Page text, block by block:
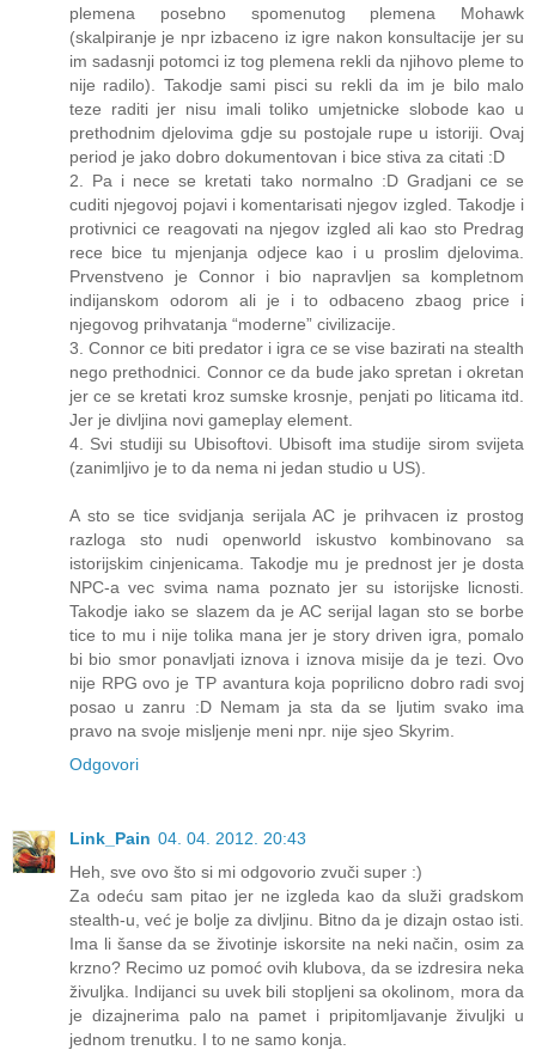
plemena posebno spomenutog plemena Mohawk
(skalpiranje je npr izbaceno iz igre nakon konsultacije jer su
im sadasnji potomci iz tog plemena rekli da njihovo pleme to
nije radilo). Takodje sami pisci su rekli da im je bilo malo
teze raditi jer nisu imali toliko umjetnicke slobode kao u
prethodnim djelovima gdje su postojale rupe u istoriji. Ovaj
period je jako dobro dokumentovan i bice stiva za citati :D
2. Pa i nece se kretati tako normalno :D Gradjani ce se
cuditi njegovoj pojavi i komentarisati njegov izgled. Takodje i
protivnici ce reagovati na njegov izgled ali kao sto Predrag
rece bice tu mjenjanja odjece kao i u proslim djelovima.
Prvenstveno je Connor i bio napravljen sa kompletnom
indijanskom odorom ali je i to odbaceno zbaog price i
njegovog prihvatanja “moderne” civilizacije.
3. Connor ce biti predator i igra ce se vise bazirati na stealth
nego prethodnici. Connor ce da bude jako spretan i okretan
jer ce se kretati kroz sumske krosnje, penjati po liticama itd.
Jer je divljina novi gameplay element.
4. Svi studiji su Ubisoftovi. Ubisoft ima studije sirom svijeta
(zanimljivo je to da nema ni jedan studio u US).
A sto se tice svidjanja serijala AC je prihvacen iz prostog
razloga sto nudi openworld iskustvo kombinovano sa
istorijskim cinjenicama. Takodje mu je prednost jer je dosta
NPC-a vec svima nama poznato jer su istorijske licnosti.
Takodje iako se slazem da je AC serijal lagan sto se borbe
tice to mu i nije tolika mana jer je story driven igra, pomalo
bi bio smor ponavljati iznova i iznova misije da je tezi. Ovo
nije RPG ovo je TP avantura koja poprilicno dobro radi svoj
posao u zanru :D Nemam ja sta da se ljutim svako ima
pravo na svoje misljenje meni npr. nije sjeo Skyrim.
Odgovori
Link_Pain 04. 04. 2012. 20:43
Heh, sve ovo što si mi odgovorio zvuči super :)
Za odeću sam pitao jer ne izgleda kao da služi gradskom
stealth-u, već je bolje za divljinu. Bitno da je dizajn ostao isti.
Ima li šanse da se životinje iskorsite na neki način, osim za
krzno? Recimo uz pomoć ovih klubova, da se izdresira neka
živuljka. Indijanci su uvek bili stopljeni sa okolinom, mora da
je dizajnerima palo na pamet i pripitomljavanje živuljki u
jednom trenutku. I to ne samo konja.